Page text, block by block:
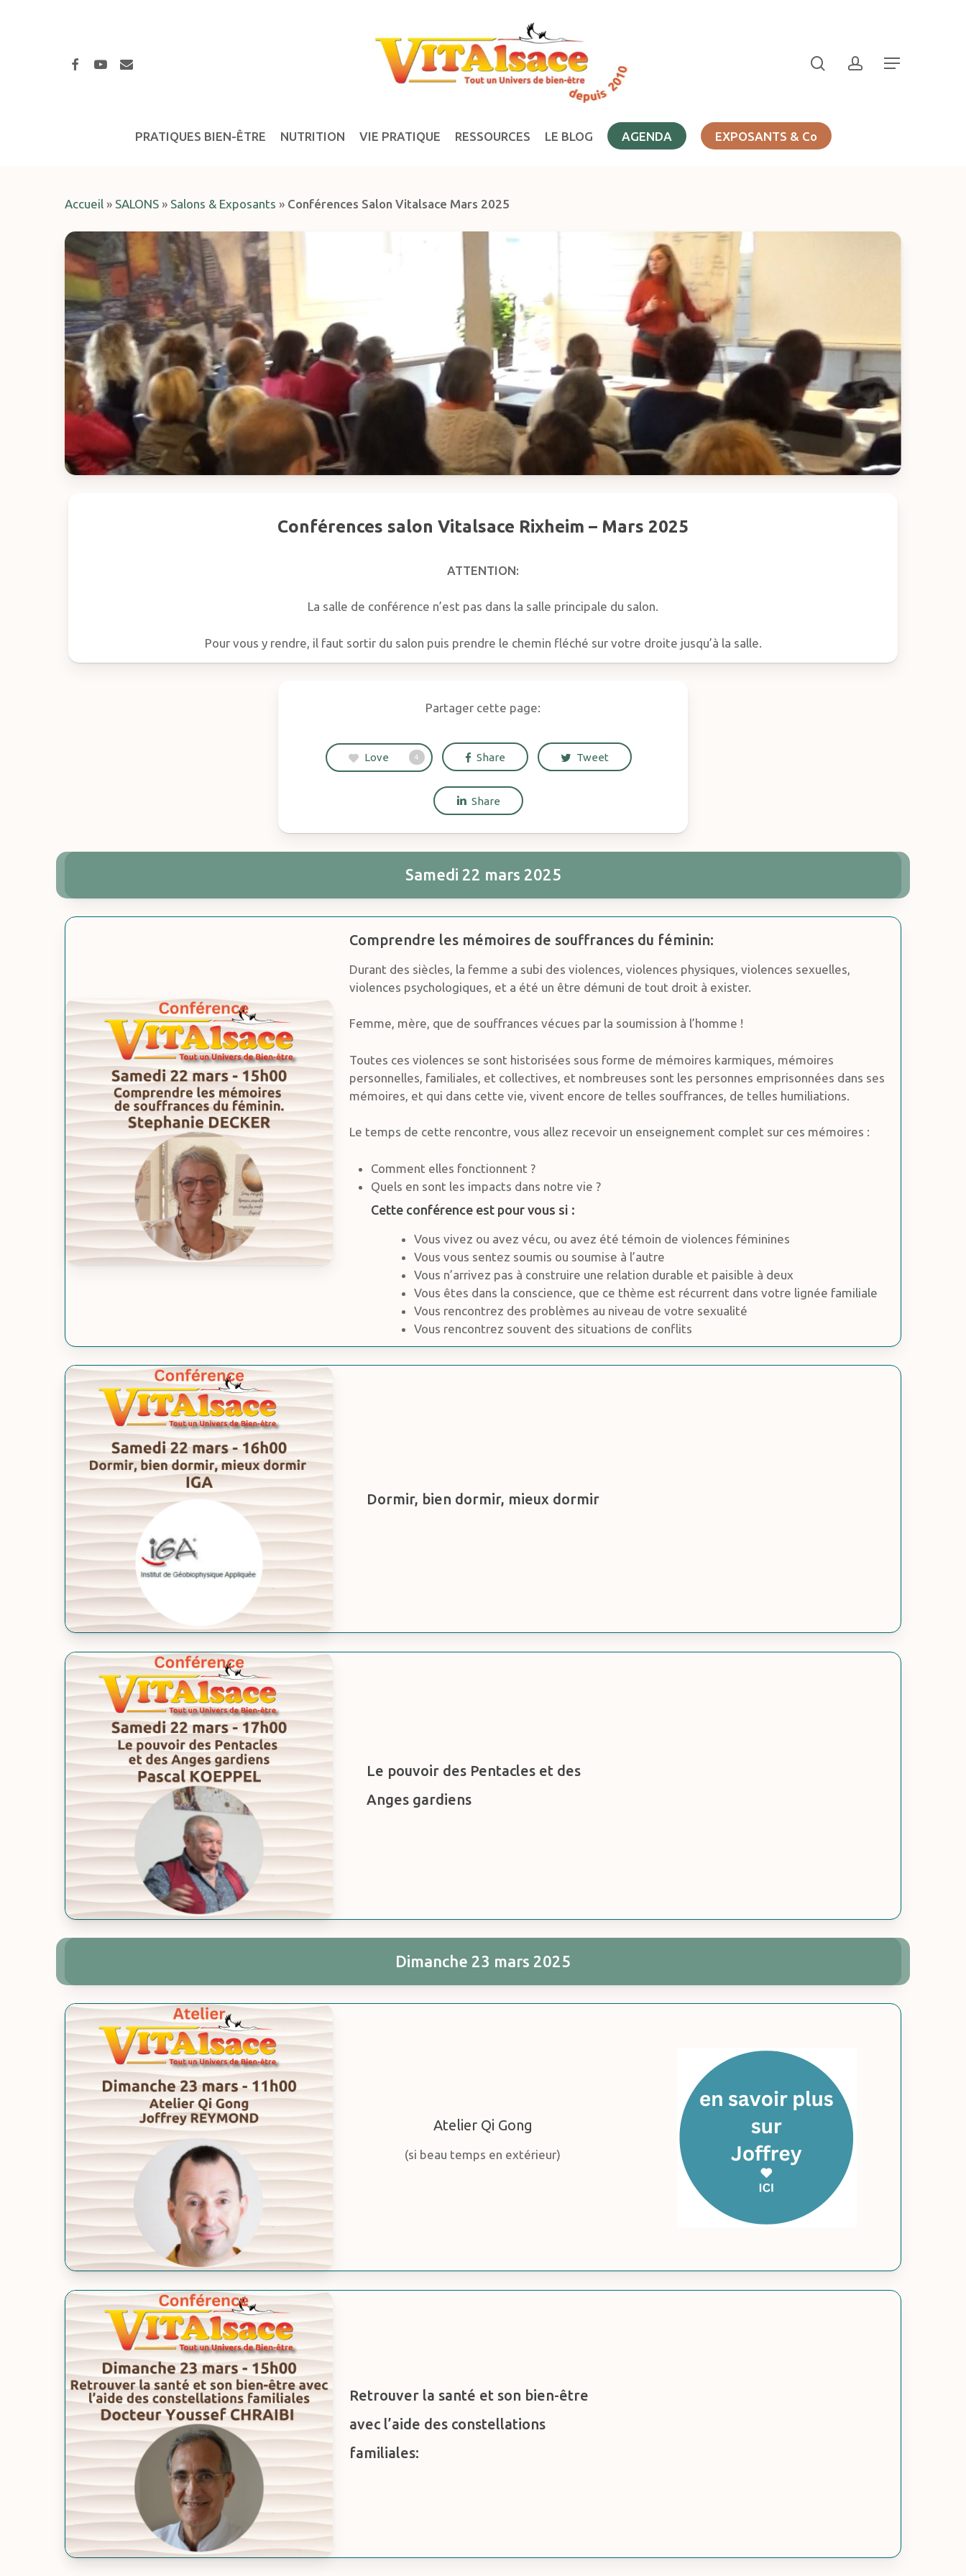
facebookyoutube
email Menu
PRATIQUES BIEN-ÊTRE NUTRITION VIE PRATIQUE RESSOURCES LE BLOG AGENDA EXPOSANTS & Co
Accueil » SALONS » Salons & Exposants » Conférences Salon Vitalsace Mars 2025
Conférences salon Vitalsace Rixheim – Mars 2025
ATTENTION:
La salle de conférence n’est pas dans la salle principale du salon.
Pour vous y rendre, il faut sortir du salon puis prendre le chemin fléché sur votre droite jusqu’à la salle.
Partager cette page:
Love 4 Share Tweet
Share
Samedi 22 mars 2025
Comprendre les mémoires de souffrances du féminin:
Durant des siècles, la femme a subi des violences, violences physiques, violences sexuelles,
violences psychologiques, et a été un être démuni de tout droit à exister.
Femme, mère, que de souffrances vécues par la soumission à l’homme !
Toutes ces violences se sont historisées sous forme de mémoires karmiques, mémoires
personnelles, familiales, et collectives, et nombreuses sont les personnes emprisonnées dans ses
mémoires, et qui dans cette vie, vivent encore de telles souffrances, de telles humiliations.
Le temps de cette rencontre, vous allez recevoir un enseignement complet sur ces mémoires :
Comment elles fonctionnent ?
Quels en sont les impacts dans notre vie ?
Cette conférence est pour vous si :
Vous vivez ou avez vécu, ou avez été témoin de violences féminines
Vous vous sentez soumis ou soumise à l’autre
Vous n’arrivez pas à construire une relation durable et paisible à deux
Vous êtes dans la conscience, que ce thème est récurrent dans votre lignée familiale
Vous rencontrez des problèmes au niveau de votre sexualité
Vous rencontrez souvent des situations de conflits
Dormir, bien dormir, mieux dormir
Le pouvoir des Pentacles et des
Anges gardiens
Dimanche 23 mars 2025
Atelier Qi Gong
(si beau temps en extérieur)
Retrouver la santé et son bien-être
avec l’aide des constellations
familiales: